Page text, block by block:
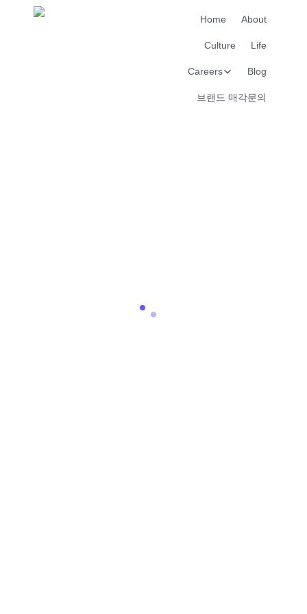
Home About
Culture Life
Careers Blog
브랜드 매각문의